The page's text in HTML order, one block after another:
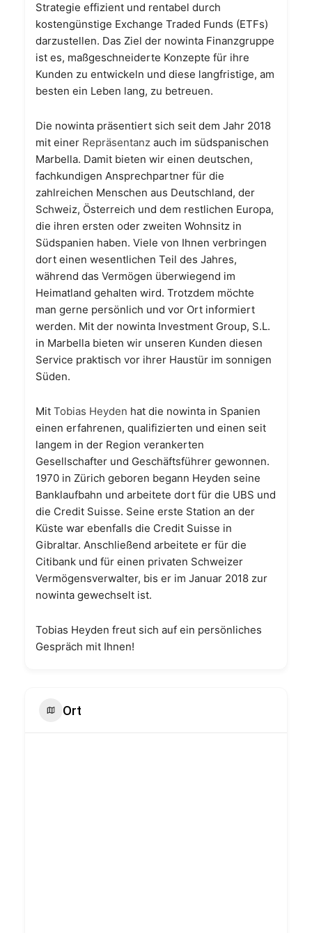
Strategie effizient und rentabel durch
kostengünstige Exchange Traded Funds (ETFs)
darzustellen. Das Ziel der nowinta Finanzgruppe
ist es, maßgeschneiderte Konzepte für ihre
Kunden zu entwickeln und diese langfristige, am
besten ein Leben lang, zu betreuen.
Die nowinta präsentiert sich seit dem Jahr 2018
mit einer Repräsentanz auch im südspanischen
Marbella. Damit bieten wir einen deutschen,
fachkundigen Ansprechpartner für die
zahlreichen Menschen aus Deutschland, der
Schweiz, Österreich und dem restlichen Europa,
die ihren ersten oder zweiten Wohnsitz in
Südspanien haben. Viele von Ihnen verbringen
dort einen wesentlichen Teil des Jahres,
während das Vermögen überwiegend im
Heimatland gehalten wird. Trotzdem möchte
man gerne persönlich und vor Ort informiert
werden. Mit der nowinta Investment Group, S.L.
in Marbella bieten wir unseren Kunden diesen
Service praktisch vor ihrer Haustür im sonnigen
Süden.
Mit Tobias Heyden hat die nowinta in Spanien
einen erfahrenen, qualifizierten und einen seit
langem in der Region verankerten
Gesellschafter und Geschäftsführer gewonnen.
1970 in Zürich geboren begann Heyden seine
Banklaufbahn und arbeitete dort für die UBS und
die Credit Suisse. Seine erste Station an der
Küste war ebenfalls die Credit Suisse in
Gibraltar. Anschließend arbeitete er für die
Citibank und für einen privaten Schweizer
Vermögensverwalter, bis er im Januar 2018 zur
nowinta gewechselt ist.
Tobias Heyden freut sich auf ein persönliches
Gespräch mit Ihnen!
Ort